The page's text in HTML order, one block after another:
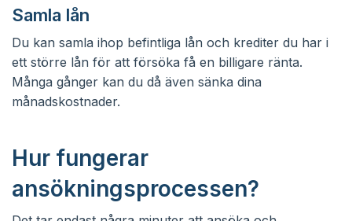
Samla lån
Du kan samla ihop befintliga lån och krediter du har i
ett större lån för att försöka få en billigare ränta.
Många gånger kan du då även sänka dina
månadskostnader.
Hur fungerar
ansökningsprocessen?